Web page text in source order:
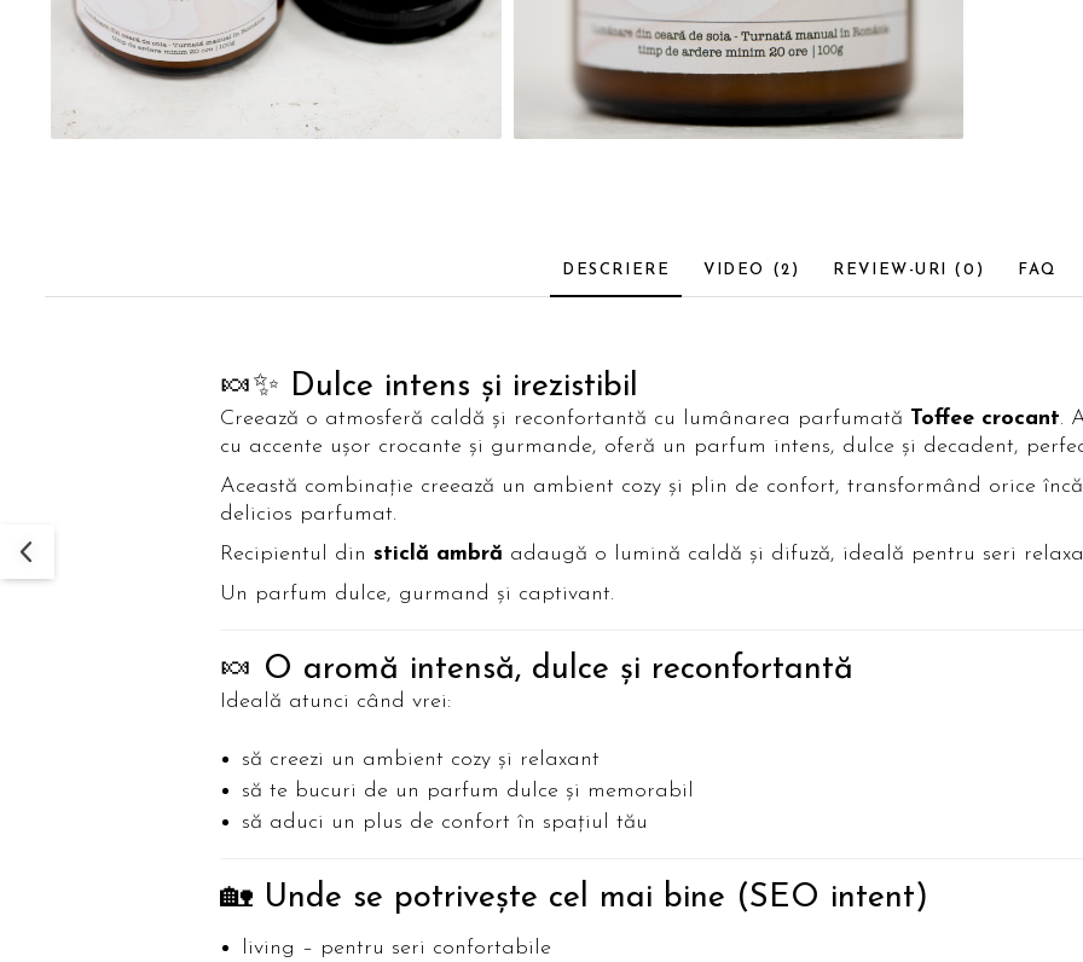
DESCRIERE VIDEO (2) REVIEW-URI (0) FAQ
🍬✨ Dulce intens și irezistibil
Creează o atmosferă caldă și reconfortantă cu lumânarea parfumată Toffee crocant.
cu accente ușor crocante și gurmande, oferă un parfum intens, dulce și decadent,
Această combinație creează un ambient cozy și plin de confort, transformând orice
delicios parfumat.
Recipientul din sticlă ambră adaugă o lumină caldă și difuză, ideală pentru seri
Un parfum dulce, gurmand și captivant.
🍬 O aromă intensă, dulce și reconfortantă
Ideală atunci când vrei:
să creezi un ambient cozy și relaxant
să te bucuri de un parfum dulce și memorabil
să aduci un plus de confort în spațiul tău
🏡 Unde se potrivește cel mai bine (SEO intent)
living – pentru seri confortabile